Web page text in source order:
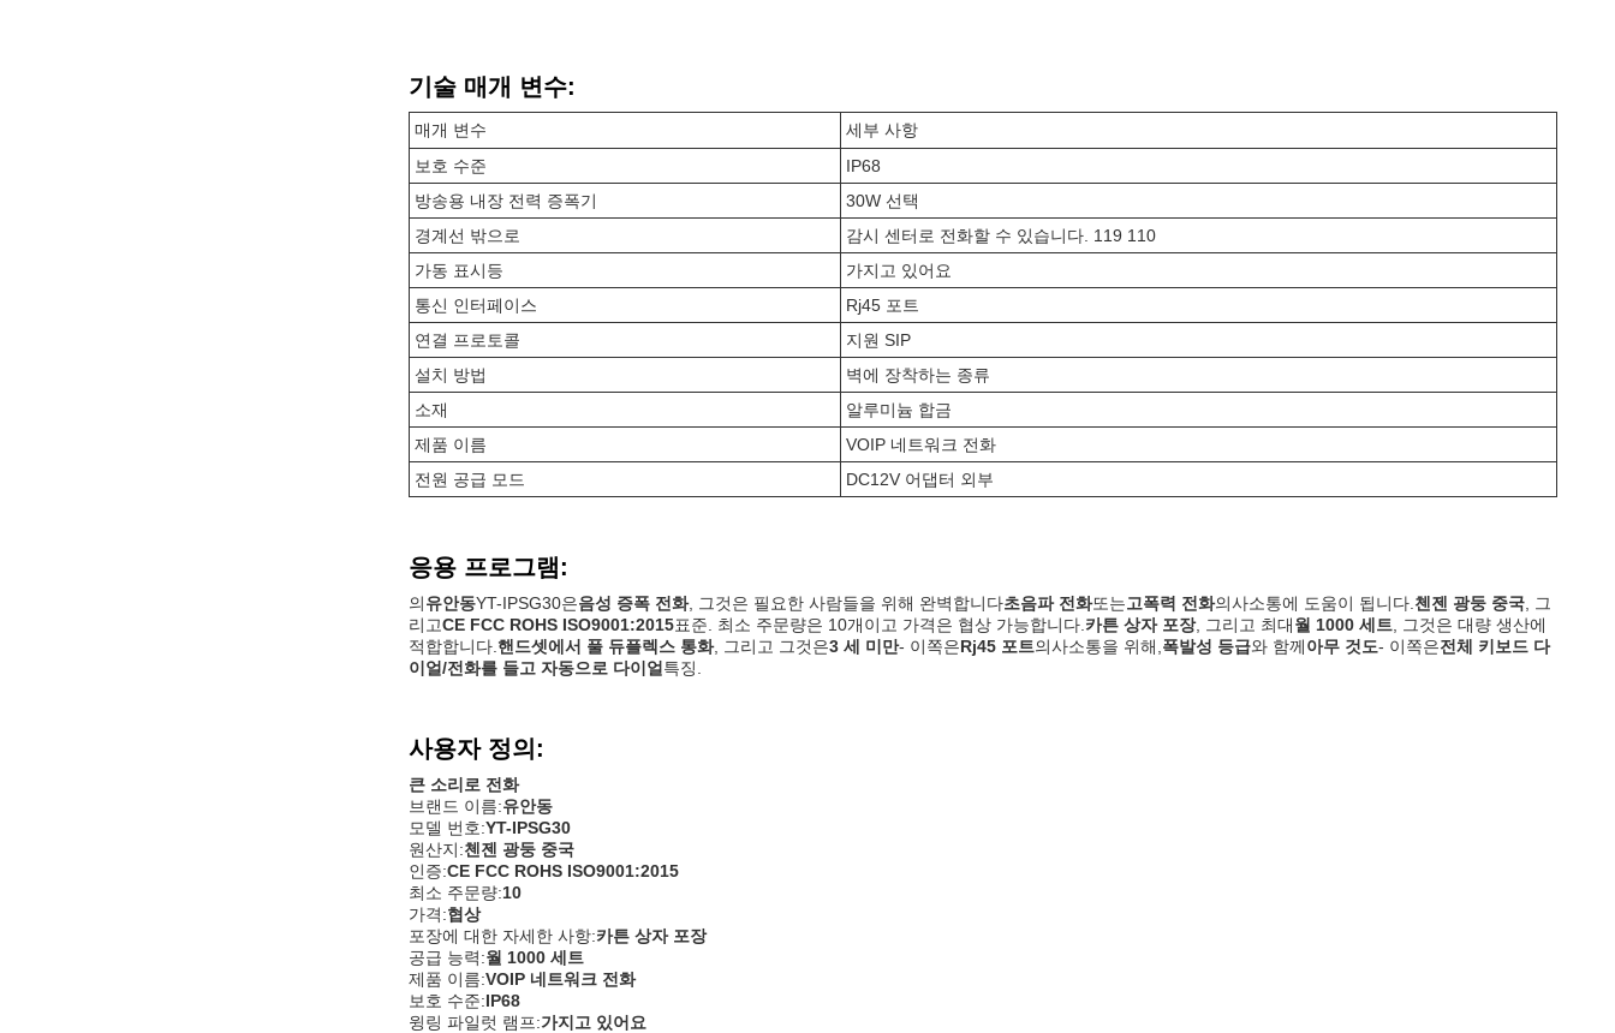
기술 매개 변수:
매개 변수
세부 사항
보호 수준
IP68
방송용 내장 전력 증폭기
30W 선택
경계선 밖으로
감시 센터로 전화할 수 있습니다. 119 110
가동 표시등
가지고 있어요
통신 인터페이스
Rj45 포트
연결 프로토콜
지원 SIP
설치 방법
벽에 장착하는 종류
소재
알루미늄 합금
제품 이름
VOIP 네트워크 전화
전원 공급 모드
DC12V 어댑터 외부
응용 프로그램:
의유안동YT-IPSG30은음성 증폭 전화, 그것은 필요한 사람들을 위해 완벽합니다초음파 전화또는고폭력 전화의사소통에 도움이 됩니다. 첸젠 광둥 중국 , 그
리고CE FCC ROHS ISO9001:2015표준. 최소 주문량은 10개이고 가격은 협상 가능합니다. 카튼 상자 포장, 그리고 최대월 1000 세트 , 그것은 대량 생산에
적합합니다. 핸드셋에서 풀 듀플렉스 통화, 그리고 그것은3 세 미만- 이쪽은Rj45 포트의사소통을 위해, 폭발성 등급와 함께아무 것도- 이쪽은전체 키보드 다
이얼/전화를 들고 자동으로 다이얼 특징.
사용자 정의:
큰 소리로 전화
브랜드 이름:유안동
모델 번호:YT-IPSG30
원산지:첸젠 광둥 중국
인증:CE FCC ROHS ISO9001:2015
최소 주문량:10
가격:협상
포장에 대한 자세한 사항:카튼 상자 포장
공급 능력:월 1000 세트
제품 이름:VOIP 네트워크 전화
보호 수준:IP68
윙링 파일럿 램프:가지고 있어요